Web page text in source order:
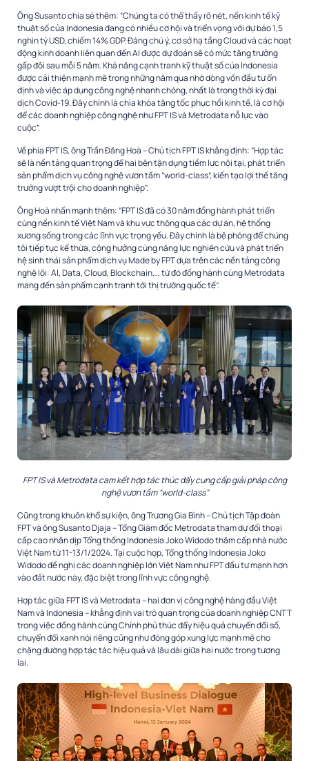
Ông Susanto chia sẻ thêm: “Chúng ta có thể thấy rõ nét, nền kinh tế kỹ
thuật số của Indonesia đang có nhiều cơ hội và triển vọng với dự báo ​​1,5
nghìn tỷ USD, chiếm 14% GDP. Đáng chú ý, cơ sở hạ tầng Cloud và các hoạt
động kinh doanh liên quan đến AI được dự đoán sẽ có mức tăng trưởng
gấp đôi sau mỗi 5 năm. Khả năng cạnh tranh kỹ thuật số của Indonesia
được cải thiện mạnh mẽ trong những năm qua nhờ dòng vốn đầu tư ổn
định và việc áp dụng công nghệ nhanh chóng, nhất là trong thời kỳ đại
dịch Covid-19. Đây chính là chìa khóa tăng tốc phục hồi kinh tế, là cơ hội
để các doanh nghiệp công nghệ như FPT IS và Metrodata nỗ lực vào
cuộc”.
Về phía FPT IS, ông Trần Đăng Hoà – Chủ tịch FPT IS khẳng định: “Hợp tác
sẽ là nền tảng quan trọng để hai bên tận dụng tiềm lực nội tại, phát triển
sản phẩm dịch vụ công nghệ vươn tầm “world-class”, kiến tạo lợi thế tăng
trưởng vượt trội cho doanh nghiệp”.
Ông Hoà nhấn mạnh thêm: “FPT IS đã có 30 năm đồng hành phát triển
cùng nền kinh tế Việt Nam và khu vực thông qua các dự án, hệ thống
xương sống trong các lĩnh vực trọng yếu. Đây chính là bệ phóng để chúng
tôi tiếp tục kế thừa, cộng hưởng cùng năng lực nghiên cứu và phát triển
hệ sinh thái sản phẩm dịch vụ Made by FPT dựa trên các nền tảng công
nghệ lõi: AI, Data, Cloud, Blockchain…, từ đó đồng hành cùng Metrodata
mang đến sản phẩm cạnh tranh tới thị trường quốc tế”.
FPT IS và Metrodata cam kết hợp tác thúc đẩy cung cấp giải pháp công
nghệ vươn tầm “world-class”
Cũng trong khuôn khổ sự kiện, ông Trương Gia Bình – Chủ tịch Tập đoàn
FPT và ông Susanto Djaja – Tổng Giám đốc Metrodata tham dự đối thoại
cấp cao nhân dịp Tổng thống Indonesia Joko Widodo thăm cấp nhà nước
Việt Nam từ 11-13/1/2024. Tại cuộc họp, Tổng thống Indonesia Joko
Widodo đề nghị các doanh nghiệp lớn Việt Nam như FPT đầu tư mạnh hơn
vào đất nước này, đặc biệt trong lĩnh vực công nghệ.
Hợp tác giữa FPT IS và Metrodata – hai đơn vị công nghệ hàng đầu Việt
Nam và Indonesia – khẳng định vai trò quan trọng của doanh nghiệp CNTT
trong việc đồng hành cùng Chính phủ thúc đẩy hiệu quả chuyển đổi số,
chuyển đổi xanh nói riêng cũng như đóng góp xung lực mạnh mẽ cho
chặng đường hợp tác tác hiệu quả và lâu dài giữa hai nước trong tương
lai.